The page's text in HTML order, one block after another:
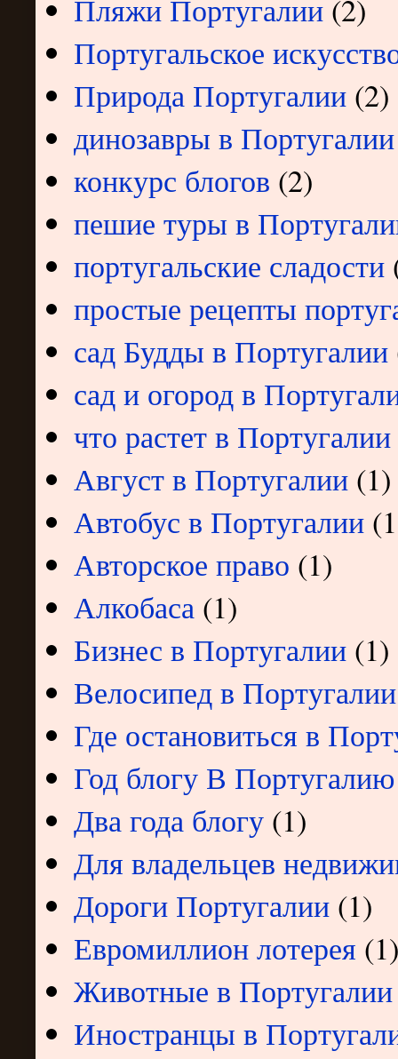
Пляжи Португалии (2)
Португальское
Природа Португалии (2)
динозавры в Португалии
конкурс блогов (2)
пешие туры в
португальские сладости
простые рецепты
сад Будды в Португалии
сад и огород в
что растет в Португалии
Август в Португалии (1)
Автобус в Португалии
Авторское право (1)
Алкобаса (1)
Бизнес в Португалии (1)
Велосипед в Португалии
Где остановиться в
Год блогу В Португалию
Два года блогу (1)
Для владельцев
Дороги Португалии (1)
Евромиллион лотерея (1)
Животные в Португалии
Иностранцы в